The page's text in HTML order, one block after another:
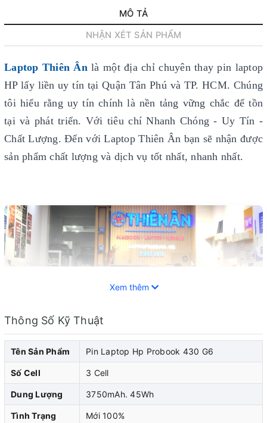
MÔ TẢ
NHẬN XÉT SẢN PHẨM
Laptop Thiên Ân là một địa chỉ chuyên thay pin laptop
HP lấy liền uy tín tại Quận Tân Phú và TP. HCM. Chúng
tôi hiểu rằng uy tín chính là nền tảng vững chắc để tồn
tại và phát triển. Với tiêu chí Nhanh Chóng - Uy Tín -
Chất Lượng. Đến với Laptop Thiên Ân bạn sẽ nhận được
sản phẩm chất lượng và dịch vụ tốt nhất, nhanh nhất.
Pin laptop HP đóng vai trò quan trọng trong việc cung
cấp năng lượng cho laptop hp của bạn. Khi pin laptop
Xem thêm
Thông Số Kỹ Thuật
Tên Sản Phẩm Pin Laptop Hp Probook 430 G6
Số Cell 3 Cell
Dung Lượng 3750mAh. 45Wh
Tình Trạng Mới 100%